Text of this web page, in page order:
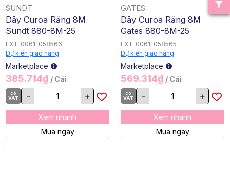
SUNDT
Dây Curoa Răng 8M
Sundt 880-8M-25
EXT-0061-058566
Dự kiến giao hàng
Marketplace
385.714₫ / Cái
có
VAT
- +
Xem nhanh
Mua ngay
GATES
Dây Curoa Răng 8M
Gates 880-8M-25
EXT-0061-058565
Dự kiến giao hàng
Marketplace
569.314₫ / Cái
có
VAT
- +
Xem nhanh
Mua ngay